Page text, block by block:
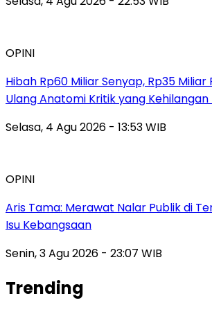
OPINI
Hibah Rp60 Miliar Senyap, Rp35 Miliar
Ulang Anatomi Kritik yang Kehilangan
Selasa, 4 Agu 2026 - 13:53 WIB
OPINI
Aris Tama: Merawat Nalar Publik di
Isu Kebangsaan
Senin, 3 Agu 2026 - 23:07 WIB
Trending